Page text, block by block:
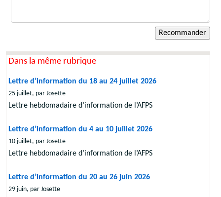
Dans la même rubrique
Lettre d’information du 18 au 24 juillet 2026
25 juillet, par Josette
Lettre hebdomadaire d’information de l’AFPS
Lettre d’information du 4 au 10 juillet 2026
10 juillet, par Josette
Lettre hebdomadaire d’information de l’AFPS
Lettre d’information du 20 au 26 juin 2026
29 juin, par Josette